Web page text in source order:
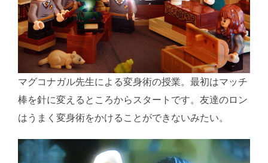
マグコナガル先生による変身術の授業。最初はマッチ
棒を針に変えるところからスタートです。友達のロン
はうまく変身術をかけることができないみたい。